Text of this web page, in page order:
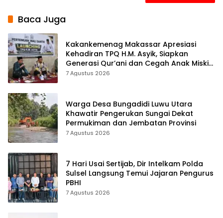
Baca Juga
Kakankemenag Makassar Apresiasi
Kehadiran TPQ H.M. Asyik, Siapkan
Generasi Qur’ani dan Cegah Anak Miskin
Spiritualitas
7 Agustus 2026
Warga Desa Bungadidi Luwu Utara
Khawatir Pengerukan Sungai Dekat
Permukiman dan Jembatan Provinsi
7 Agustus 2026
7 Hari Usai Sertijab, Dir Intelkam Polda
Sulsel Langsung Temui Jajaran Pengurus
PBHI
7 Agustus 2026